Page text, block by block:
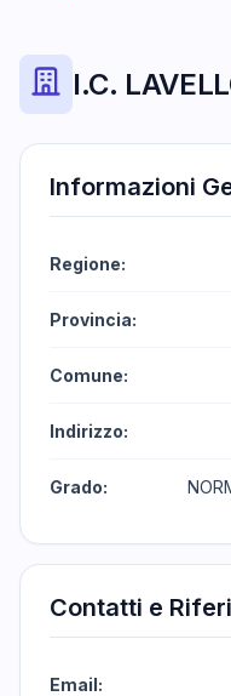
I.C.
Informazioni
Regione:
Provincia:
Comune:
Indirizzo:
Grado:
Contatti e
Email: